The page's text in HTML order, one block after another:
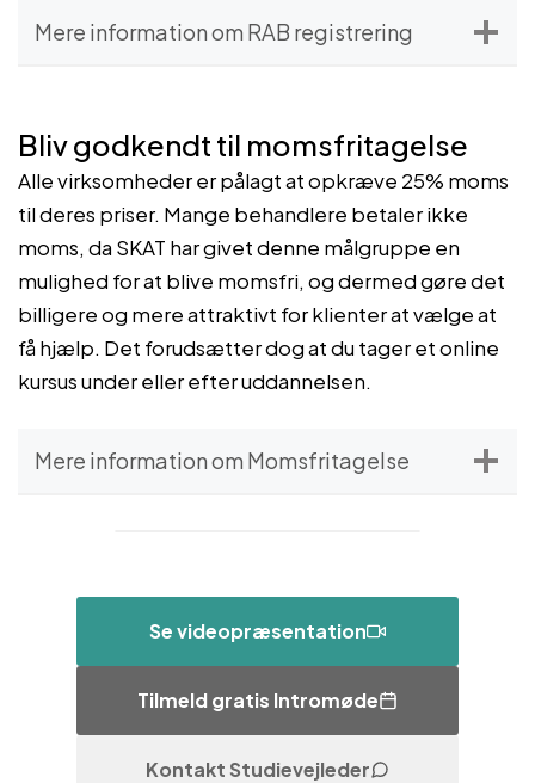
Mere information om RAB registrering
Bliv godkendt til momsfritagelse
Alle virksomheder er pålagt at opkræve 25% moms
til deres priser. Mange behandlere betaler ikke
moms, da SKAT har givet denne målgruppe en
mulighed for at blive momsfri, og dermed gøre det
billigere og mere attraktivt for klienter at vælge at
få hjælp. Det forudsætter dog at du tager et online
kursus under eller efter uddannelsen.
Mere information om Momsfritagelse
Se videopræsentation
Tilmeld gratis Intromøde
Kontakt Studievejleder